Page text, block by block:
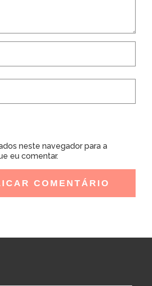
neste navegador para a
eu comentar.